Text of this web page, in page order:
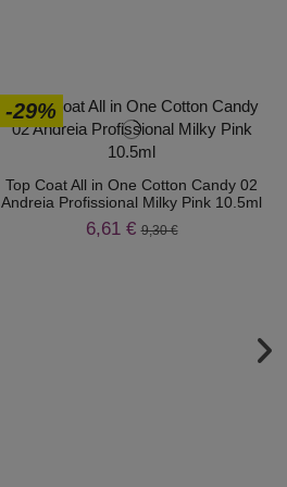
-29%
Top Coat All in One Cotton Candy 02
Andreia Profissional Milky Pink 10.5ml
6,61 €9,30 €